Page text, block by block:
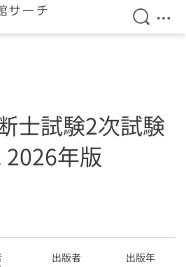
検索を
メ
士試験2次試験
年版
出版者 出版年